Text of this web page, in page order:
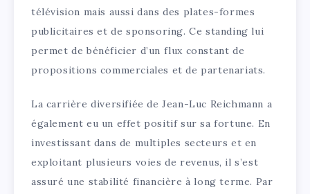
télévision mais aussi dans des plates-formes
publicitaires et de sponsoring. Ce standing lui
permet de bénéficier d’un flux constant de
propositions commerciales et de partenariats.
La carrière diversifiée de Jean-Luc Reichmann a
également eu un effet positif sur sa fortune. En
investissant dans de multiples secteurs et en
exploitant plusieurs voies de revenus, il s’est
assuré une stabilité financière à long terme. Par